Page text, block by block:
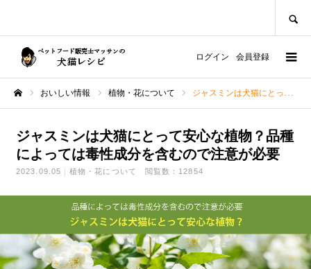
ログイン 会員登録
おいしい情報 植物・花について ジャスミンは犬猫にとって安心な植物？品種によっては毒性成分を含むので注意が必要
ジャスミンは犬猫にとって安心な植物？品種
によっては毒性成分を含むので注意が必要
2023.09.05 植物・花について 閲覧数：12854